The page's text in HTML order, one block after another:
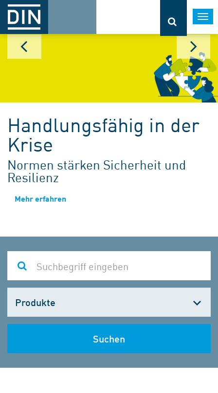
Handlungsfähig in der
Krise
Normen stärken Sicherheit und
Resilienz
Mehr erfahren
wählen
Suchen